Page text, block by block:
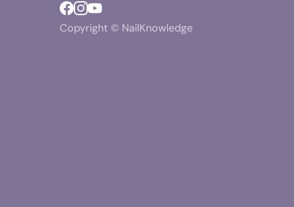
Copyright © NailKnowledge